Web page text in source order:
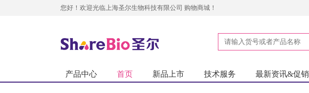
您好！欢迎光临上海圣尔生物科技有限公司 购物商城！
产品中心 首页 新品上市 技术服务 最新资讯&促销